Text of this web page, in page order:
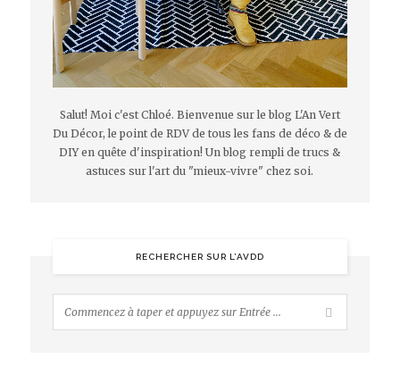
Salut! Moi c'est Chloé. Bienvenue sur le blog L'An Vert
Du Décor, le point de RDV de tous les fans de déco & de
DIY en quête d'inspiration! Un blog rempli de trucs &
astuces sur l'art du "mieux-vivre" chez soi.
RECHERCHER SUR L’AVDD